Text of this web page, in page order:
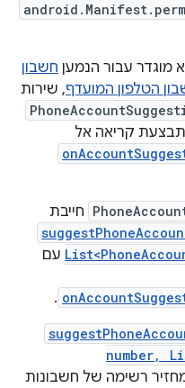
עבור הנמען חשבון
הטלפון המועדף, שירות
קריאה אל
חייבת
עם
.
number,
רשימה של חשבונות